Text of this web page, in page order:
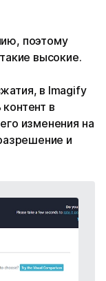
поэтому
высокие.
в Imagify
в
изменения на
и